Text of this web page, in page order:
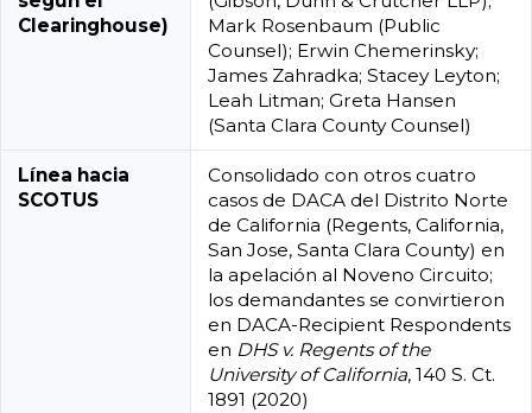
Clearinghouse)
Mark Rosenbaum (Public
Counsel); Erwin Chemerinsky;
James Zahradka; Stacey Leyton;
Leah Litman; Greta Hansen
(Santa Clara County Counsel)
Línea hacia
SCOTUS
Consolidado con otros cuatro
casos de DACA del Distrito Norte
de California (Regents, California,
San Jose, Santa Clara County) en
la apelación al Noveno Circuito;
los demandantes se convirtieron
en DACA-Recipient Respondents
en DHS v. Regents of the
University of California, 140 S. Ct.
1891 (2020)